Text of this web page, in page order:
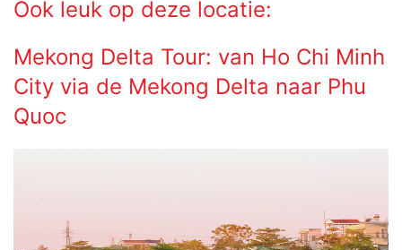
Ook leuk op deze locatie:
Mekong Delta Tour: van Ho Chi Minh
City via de Mekong Delta naar Phu
Quoc